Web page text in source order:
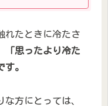
れたときに冷たさ
「思ったより冷た
。
方にとっては、